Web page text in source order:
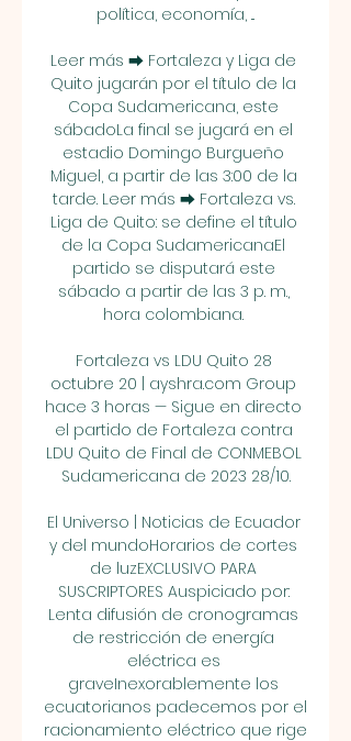
política, economía, ...
Leer más ⮕ Fortaleza y Liga de
Quito jugarán por el título de la
Copa Sudamericana, este
sábadoLa final se jugará en el
estadio Domingo Burgueño
Miguel, a partir de las 3:00 de la
tarde. Leer más ⮕ Fortaleza vs.
Liga de Quito: se define el título
de la Copa SudamericanaEl
partido se disputará este
sábado a partir de las 3 p. m.,
hora colombiana.
Fortaleza vs LDU Quito 28
octubre 20 | ayshra.com Group
hace 3 horas — Sigue en directo
el partido de Fortaleza contra
LDU Quito de Final de CONMEBOL
Sudamericana de 2023 28/10.
El Universo | Noticias de Ecuador
y del mundoHorarios de cortes
de luzEXCLUSIVO PARA
SUSCRIPTORES Auspiciado por:
Lenta difusión de cronogramas
de restricción de energía
eléctrica es
graveInexorablemente los
ecuatorianos padecemos por el
racionamiento eléctrico que rige